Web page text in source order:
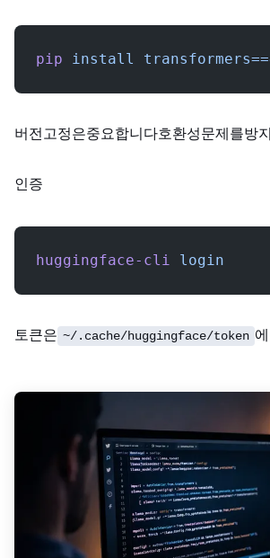
pip install transformers==
버전 고정은 중요합니다. 호환성 문제를 방
Hugging Face 인증:
huggingface-cli login
토큰은 ~/.cache/huggingface/token